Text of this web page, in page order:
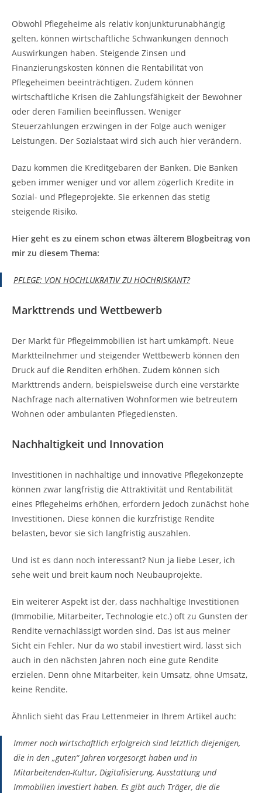
Obwohl Pflegeheime als relativ konjunkturunabhängig
gelten, können wirtschaftliche Schwankungen dennoch
Auswirkungen haben. Steigende Zinsen und
Finanzierungskosten können die Rentabilität von
Pflegeheimen beeinträchtigen. Zudem können
wirtschaftliche Krisen die Zahlungsfähigkeit der Bewohner
oder deren Familien beeinflussen. Weniger
Steuerzahlungen erzwingen in der Folge auch weniger
Leistungen. Der Sozialstaat wird sich auch hier verändern.
Dazu kommen die Kreditgebaren der Banken. Die Banken
geben immer weniger und vor allem zögerlich Kredite in
Sozial- und Pflegeprojekte. Sie erkennen das stetig
steigende Risiko.
Hier geht es zu einem schon etwas älterem Blogbeitrag von
mir zu diesem Thema:
PFLEGE: VON HOCHLUKRATIV ZU HOCHRISKANT?
Markttrends und Wettbewerb
Der Markt für Pflegeimmobilien ist hart umkämpft. Neue
Marktteilnehmer und steigender Wettbewerb können den
Druck auf die Renditen erhöhen. Zudem können sich
Markttrends ändern, beispielsweise durch eine verstärkte
Nachfrage nach alternativen Wohnformen wie betreutem
Wohnen oder ambulanten Pflegediensten.
Nachhaltigkeit und Innovation
Investitionen in nachhaltige und innovative Pflegekonzepte
können zwar langfristig die Attraktivität und Rentabilität
eines Pflegeheims erhöhen, erfordern jedoch zunächst hohe
Investitionen. Diese können die kurzfristige Rendite
belasten, bevor sie sich langfristig auszahlen.
Und ist es dann noch interessant? Nun ja liebe Leser, ich
sehe weit und breit kaum noch Neubauprojekte.
Ein weiterer Aspekt ist der, dass nachhaltige Investitionen
(Immobilie, Mitarbeiter, Technologie etc.) oft zu Gunsten der
Rendite vernachlässigt worden sind. Das ist aus meiner
Sicht ein Fehler. Nur da wo stabil investiert wird, lässt sich
auch in den nächsten Jahren noch eine gute Rendite
erzielen. Denn ohne Mitarbeiter, kein Umsatz, ohne Umsatz,
keine Rendite.
Ähnlich sieht das Frau Lettenmeier in Ihrem Artikel auch:
Immer noch wirtschaftlich erfolgreich sind letztlich diejenigen,
die in den „guten“ Jahren vorgesorgt haben und in
Mitarbeitenden-Kultur, Digitalisierung, Ausstattung und
Immobilien investiert haben. Es gibt auch Träger, die die